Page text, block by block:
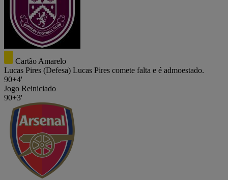
Cartão Amarelo
Lucas Pires (Defesa) Lucas Pires comete falta e é admoestado.
90+4'
Jogo Reiniciado
90+3'